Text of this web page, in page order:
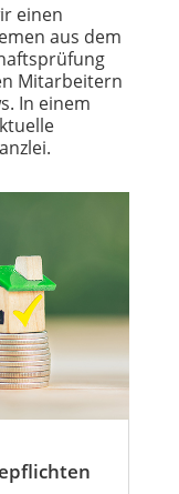
einen
aus dem
Mitarbeitern
In einem